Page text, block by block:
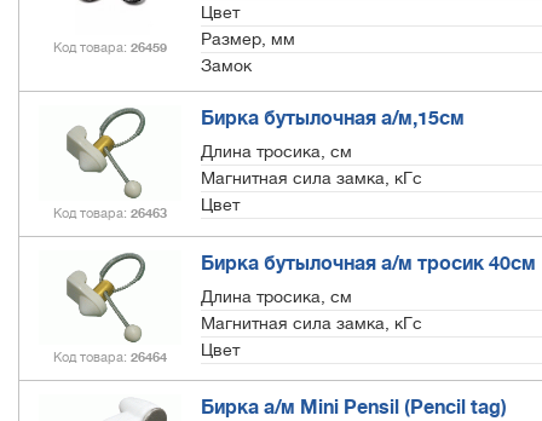
Код товара 26459
Цвет
Размер, мм
Замок
Код товара 26463
Бирка бутылочная а/м,15см
Длина тросика, см
Магнитная сила замка, кГс
Цвет
Код товара 26464
Бирка бутылочная а/м тросик 40см
Длина тросика, см
Магнитная сила замка, кГс
Цвет
Бирка а/м Mini Pensil (Pencil tag)